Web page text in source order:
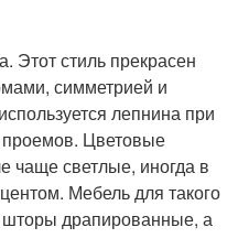
Этот стиль прекрасен
симметрией и
лепнина при
проемов. Цветовые
чаще светлые, иногда в
Мебель для такого
шторы драпированные, а